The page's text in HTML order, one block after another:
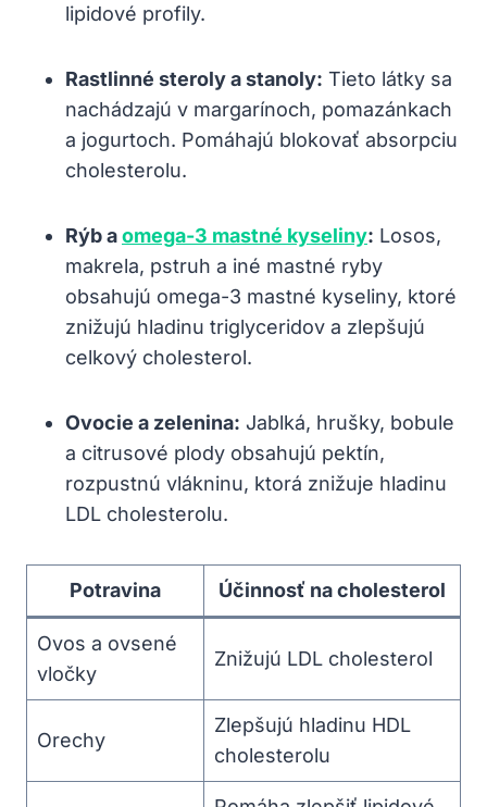
lipidové⁢ profily.
Rastlinné steroly a ⁣stanoly: Tieto látky sa
nachádzajú v margarínoch, pomazánkach
a⁢ jogurtoch. Pomáhajú blokovať ⁢absorpciu
cholesterolu.
Rýb aomega-3 mastné ⁣kyseliny: Losos,
makrela, pstruh ​a iné⁢ mastné ryby
obsahujú omega-3 mastné ⁢kyseliny, ktoré
⁢znižujú hladinu triglyceridov a zlepšujú
celkový cholesterol.
Ovocie‌ a⁢ zelenina: Jablká, hrušky,​ bobule
a citrusové ‍plody obsahujú pektín,
rozpustnú vlákninu, ‌ktorá znižuje hladinu
LDL cholesterolu.
Potravina Účinnosť na cholesterol
Ovos a ​ovsené
vločky
Znižujú LDL‌ cholesterol
Orechy
Zlepšujú hladinu HDL​
cholesterolu